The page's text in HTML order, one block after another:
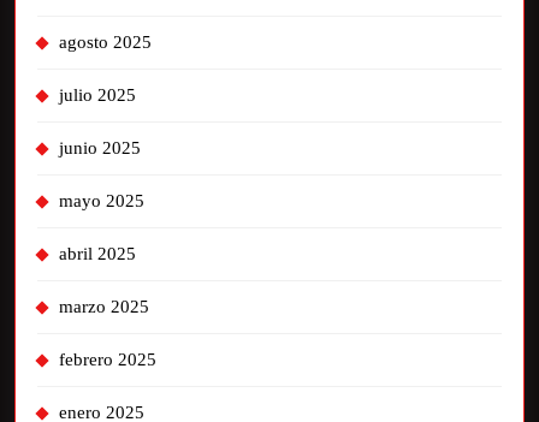
agosto 2025
julio 2025
junio 2025
mayo 2025
abril 2025
marzo 2025
febrero 2025
enero 2025